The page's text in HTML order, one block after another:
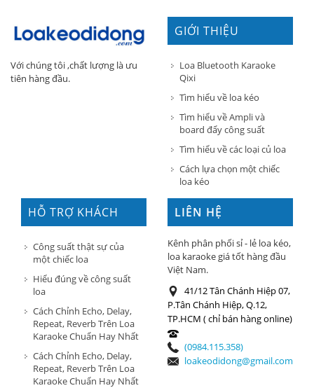
Với chúng tôi ,chất lượng là ưu
tiên hàng đầu.
GIỚI THIỆU
Loa Bluetooth Karaoke
Qixi
Tìm hiểu về loa kéo
Tìm hiểu về Ampli và
board đẩy công suất
Tìm hiểu về các loại củ loa
Cách lựa chọn một chiếc
loa kéo
HỖ TRỢ KHÁCH
HÀNG
Công suất thật sự của
một chiếc loa
Hiểu đúng về công suất
loa
Cách Chỉnh Echo, Delay,
Repeat, Reverb Trên Loa
Karaoke Chuẩn Hay Nhất
Cách Chỉnh Echo, Delay,
Repeat, Reverb Trên Loa
Karaoke Chuẩn Hay Nhất
LIÊN HỆ
Kênh phân phối sỉ - lẻ loa kéo,
loa karaoke giá tốt hàng đầu
Việt Nam.
41/12 Tân Chánh Hiệp 07,
P.Tân Chánh Hiệp, Q.12,
TP.HCM ( chỉ bán hàng online)
(0984.115.358)
loakeodidong@gmail.com